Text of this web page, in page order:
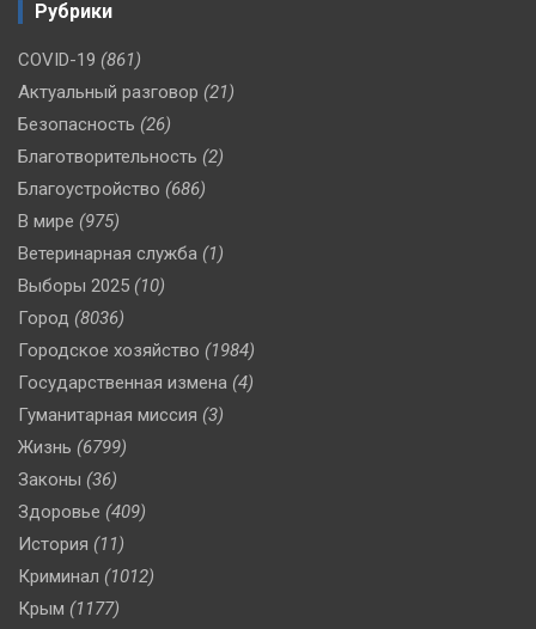
Рубрики
COVID-19 (861)
Актуальный разговор (21)
Безопасность (26)
Благотворительность (2)
Благоустройство (686)
В мире (975)
Ветеринарная служба (1)
Выборы 2025 (10)
Город (8036)
Городское хозяйство (1984)
Государственная измена (4)
Гуманитарная миссия (3)
Жизнь (6799)
Законы (36)
Здоровье (409)
История (11)
Криминал (1012)
Крым (1177)